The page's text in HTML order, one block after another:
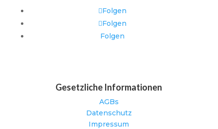
Folgen
Folgen
Folgen
Gesetzliche Informationen
AGBs
Datenschutz
Impressum